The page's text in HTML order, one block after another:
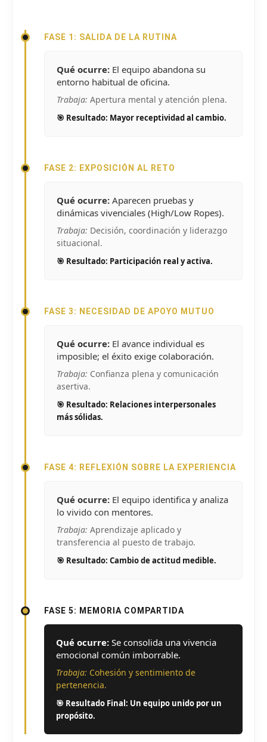
FASE 1: SALIDA DE LA RUTINA
Qué ocurre: El equipo abandona su
entorno habitual de oficina.
Trabaja: Apertura mental y atención plena.
🎯 Resultado: Mayor receptividad al cambio.
FASE 2: EXPOSICIÓN AL RETO
Qué ocurre: Aparecen pruebas y
dinámicas vivenciales (High/Low Ropes).
Trabaja: Decisión, coordinación y liderazgo
situacional.
🎯 Resultado: Participación real y activa.
FASE 3: NECESIDAD DE APOYO MUTUO
Qué ocurre: El avance individual es
imposible; el éxito exige colaboración.
Trabaja: Confianza plena y comunicación
asertiva.
🎯 Resultado: Relaciones interpersonales
más sólidas.
FASE 4: REFLEXIÓN SOBRE LA EXPERIENCIA
Qué ocurre: El equipo identifica y analiza
lo vivido con mentores.
Trabaja: Aprendizaje aplicado y
transferencia al puesto de trabajo.
🎯 Resultado: Cambio de actitud medible.
FASE 5: MEMORIA COMPARTIDA
Qué ocurre: Se consolida una vivencia
emocional común imborrable.
Trabaja: Cohesión y sentimiento de
pertenencia.
🎯 Resultado Final: Un equipo unido por un
propósito.